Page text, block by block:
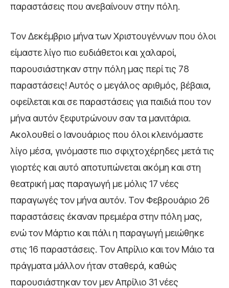
παραστάσεις που ανεβαίνουν στην πόλη.
Τον Δεκέμβριο μήνα των Χριστουγέννων που όλοι
είμαστε λίγο πιο ευδιάθετοι και χαλαροί,
παρουσιάστηκαν στην πόλη μας περί τις 78
παραστάσεις! Αυτός ο μεγάλος αριθμός, βέβαια,
οφείλεται και σε παραστάσεις για παιδιά που τον
μήνα αυτόν ξεφυτρώνουν σαν τα μανιτάρια.
Ακολουθεί ο Ιανουάριος που όλοι κλεινόμαστε
λίγο μέσα, γινόμαστε πιο σφιχτοχέρηδες μετά τις
γιορτές και αυτό αποτυπώνεται ακόμη και στη
θεατρική μας παραγωγή με μόλις 17 νέες
παραγωγές τον μήνα αυτόν. Τον Φεβρουάριο 26
παραστάσεις έκαναν πρεμιέρα στην πόλη μας,
ενώ τον Μάρτιο και πάλι η παραγωγή μειώθηκε
στις 16 παραστάσεις. Τον Απρίλιο και τον Μάιο τα
πράγματα μάλλον ήταν σταθερά, καθώς
παρουσιάστηκαν τον μεν Απρίλιο 31 νέες